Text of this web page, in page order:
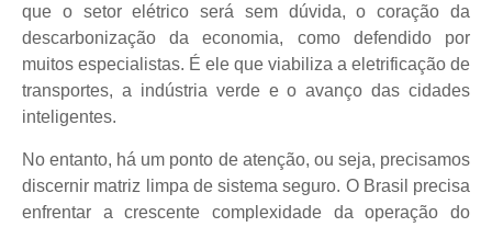
que o setor elétrico será sem dúvida, o coração da
descarbonização da economia, como defendido por
muitos especialistas. É ele que viabiliza a eletrificação de
transportes, a indústria verde e o avanço das cidades
inteligentes.
No entanto, há um ponto de atenção, ou seja, precisamos
discernir matriz limpa de sistema seguro. O Brasil precisa
enfrentar a crescente complexidade da operação do